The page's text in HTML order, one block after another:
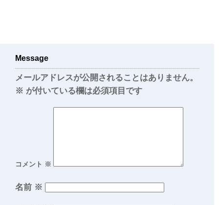
Message
メールアドレスが公開されることはありません。
※ が付いている欄は必須項目です
コメント ※
名前 ※